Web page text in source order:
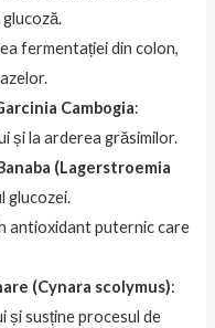
fermentației din colon,
Cambogia:
și la arderea grăsimilor.
(Lagerstroemia
glucozei.
antioxidant puternic care
(Cynara scolymus):
și susține procesul de